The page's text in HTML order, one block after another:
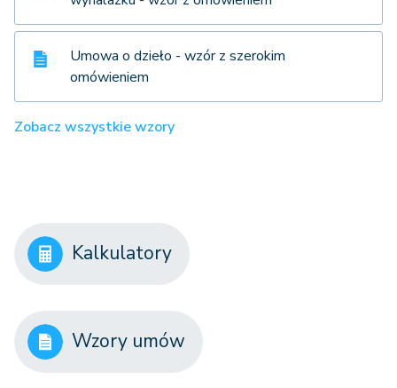
Umowa o dzieło - wzór z szerokim
omówieniem
Zobacz wszystkie wzory
Kalkulatory
Wzory umów